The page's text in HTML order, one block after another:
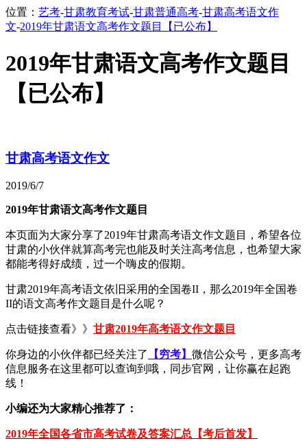
位置： 艺考-甘肃教育考试-甘肃普通高考-甘肃高考语文作
文-2019年甘肃语文高考作文题目【已公布】
2019年甘肃语文高考作文题目
【已公布】
甘肃高考语文作文
2019/6/7
2019年甘肃语文高考作文题目
本页面为大家分享了2019年甘肃高考语文作文题目，希望各位
甘肃的小伙伴就算高考完也能及时关注高考信息，也希望大家
都能考得好成绩，过一个嗨皮的假期。
甘肃2019年高考语文依旧采用的全国卷II，那么2019年全国卷
II的语文高考作文题目是什么呢？
点击链接查看》》 甘肃2019年高考语文作文题目
你身边的小伙伴都已经关注了 【穷考】 微信公众号，更多高考
信息服务在这里都可以查询到哦，同步官网，让你赢在起跑
线！
小编还为大家精心推荐了：
2019年全国各省市高考试卷及答案汇总【考后首发】